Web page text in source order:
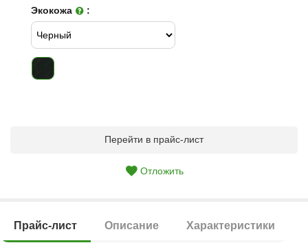
Экокожа :
Перейти в прайс-лист
Отложить
Прайс-лист Описание Характеристики